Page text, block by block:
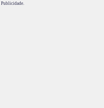
Publicidade.